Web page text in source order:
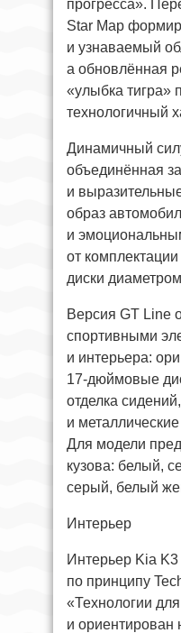
прогресса».
Star Map
и узнаваемый
а обновлённая
«улыбка тигра»
технологичный
Динамичный
объединённая
и
образ
и
от
диски
Версия GT Line
спортивными
и интерьера:
17-дюймовые
отделка
и
Для модели
кузова: белый,
серый, белый
Интерьер
Интерьер Kia K3
по принципу
«Технологии
и ориентирован